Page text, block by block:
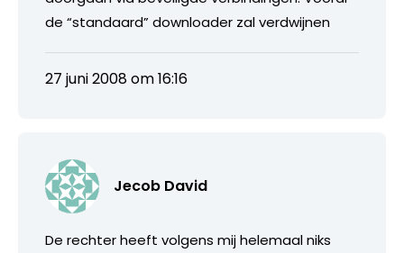
de “standaard” downloader zal verdwijnen
27 juni 2008 om 16:16
Jecob David
De rechter heeft volgens mij helemaal niks